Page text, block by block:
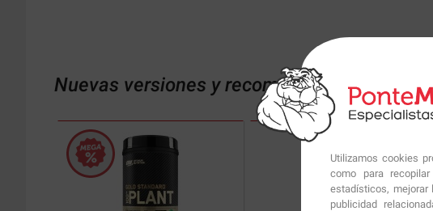
Utilizamos cookies
como para
estadísticos, mejorar
publicidad
Nuevas versiones y recomendaciones de